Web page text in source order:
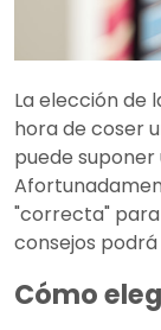
La elección de
hora de coser
puede
"correcta"
consejos
Cómo